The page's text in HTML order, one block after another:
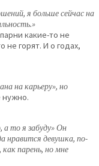
я больше сейчас на
какие-то не
не горят. И о годах,
на карьеру», но
нужно.
а то я забуду» Он
нравится девушка, по-
парень, но мне